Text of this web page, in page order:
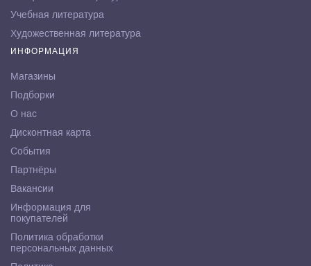
Учебная литература
Художественная литература
ИНФОРМАЦИЯ
Магазины
Подборки
О нас
Дисконтная карта
События
Партнёры
Вакансии
Информация для
покупателей
Политика обработки
персональных данных